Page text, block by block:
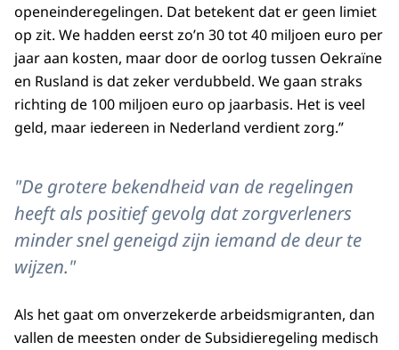
openeinderegelingen. Dat betekent dat er geen limiet
op zit. We hadden eerst zo’n 30 tot 40 miljoen euro per
jaar aan kosten, maar door de oorlog tussen Oekraïne
en Rusland is dat zeker verdubbeld. We gaan straks
richting de 100 miljoen euro op jaarbasis. Het is veel
geld, maar iedereen in Nederland verdient zorg.”
"De grotere bekendheid van de regelingen
heeft als positief gevolg dat zorgverleners
minder snel geneigd zijn iemand de deur te
wijzen."
Als het gaat om onverzekerde arbeidsmigranten, dan
vallen de meesten onder de Subsidieregeling medisch